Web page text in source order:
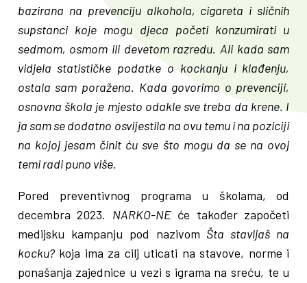
bazirana na prevenciju alkohola, cigareta i sličnih
supstanci koje mogu djeca početi konzumirati u
sedmom, osmom ili devetom razredu. Ali kada sam
vidjela statističke podatke o kockanju i klađenju,
ostala sam poražena. Kada govorimo o prevenciji,
osnovna škola je mjesto odakle sve treba da krene. I
ja sam se dodatno osvijestila na ovu temu i na poziciji
na kojoj jesam činit ću sve što mogu da se na ovoj
temi radi puno više.
Pored preventivnog programa u školama, od
decembra 2023. NARKO-NEće također započeti
medijsku kampanju pod nazivom Šta stavljaš na
kocku?koja ima za cilj uticati na stavove, norme i
ponašanja zajednice u vezi s igrama na sreću, te u